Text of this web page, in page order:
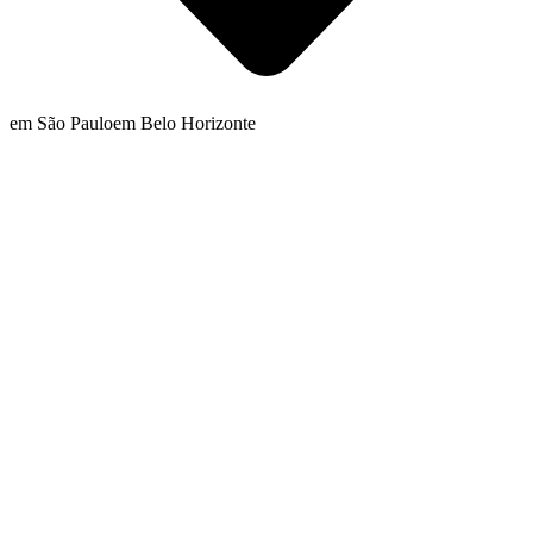
em São Pauloem Belo Horizonte